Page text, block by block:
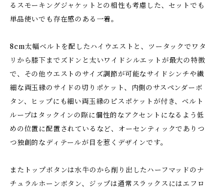
るスモーキングジャケットとの相性も考慮した、セットでも
単品使いでも存在感のある一着。
8cm太幅ベルトを配したハイウエストと、ツータックでワタ
リから膝下までズドンと太いワイドシルエットが最大の特徴
で、その他ウエストのサイズ調節が可能なサイドシンチや繊
細な両玉縁のサイドの切りポケット、内側のサスペンダーボ
タン、ヒップにも細い両玉縁のピスポケットが付き、ベルト
ループはタックインの際に個性的なアクセントになるよう低
めの位置に配置されているなど、オーセンティックでありつ
つ独創的なディテールが目を惹くデザインです。
またトップボタンは水牛のから削り出したハーフマッドのナ
チュラルホーンボタン、ジップは通常スラックスにはエフロ